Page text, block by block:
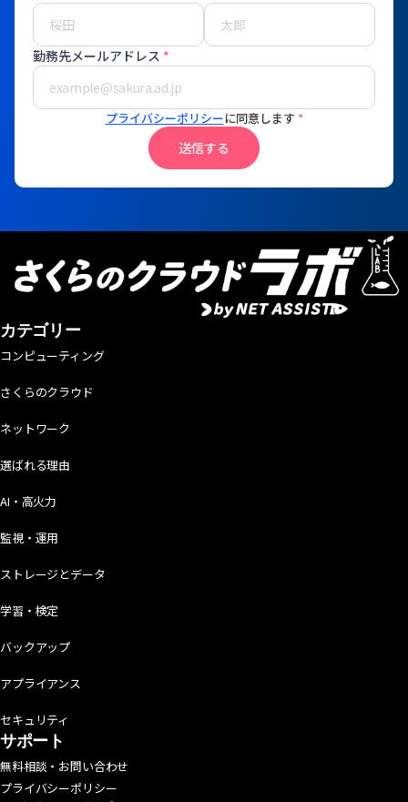
勤務先メールアドレス *
プライバシーポリシーに同意します *
送信する
カテゴリー
コンピューティング
さくらのクラウド
ネットワーク
選ばれる理由
AI・高火力
監視・運用
ストレージとデータ
学習・検定
バックアップ
アプライアンス
セキュリティ
サポート
無料相談・お問い合わせ
プライバシーポリシー